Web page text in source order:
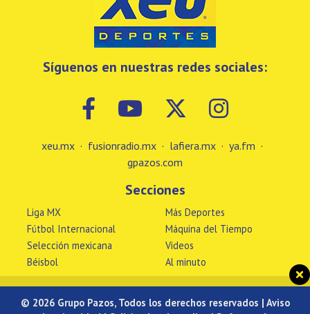
Síguenos en nuestras redes sociales:
xeu.mx · fusionradio.mx · lafiera.mx · ya.fm ·
gpazos.com
Secciones
Liga MX
Fútbol Internacional
Selección mexicana
Béisbol
Más Deportes
Máquina del Tiempo
Videos
Al minuto
© 2026 Grupo Pazos, Todos los derechos reservados | Aviso